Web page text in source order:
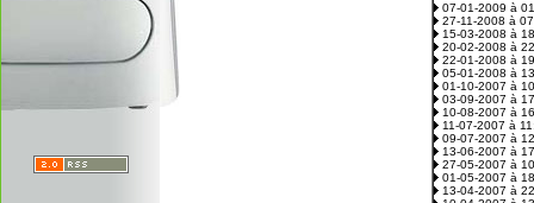
07-01-2009 à
27-11-2008 à
15-03-2008 à
20-02-2008 à
22-01-2008 à
05-01-2008 à
01-10-2007 à
03-09-2007 à
10-08-2007 à
11-07-2007 à
09-07-2007 à
13-06-2007 à
27-05-2007 à
01-05-2007 à
13-04-2007 à